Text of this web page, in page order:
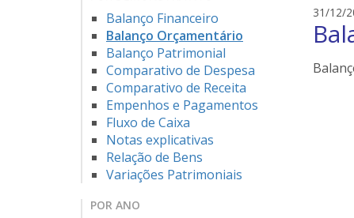
Balanço Financeiro
Balanço Orçamentário
Balanço Patrimonial
Comparativo de Despesa
Comparativo de Receita
Empenhos e Pagamentos
Fluxo de Caixa
Notas explicativas
Relação de Bens
Variações Patrimoniais
POR ANO
31/12/